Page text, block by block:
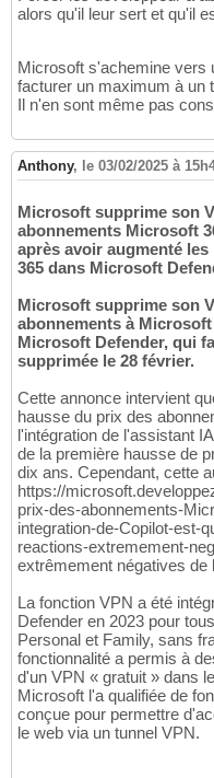
alors qu'il leur sert et qu'il
Microsoft s'achemine vers
facturer un maximum à un
Il n'en sont même pas
Anthony, le 03/02/2025 à
Microsoft supprime son
abonnements Microsoft
après avoir augmenté
365 dans Microsoft
Microsoft supprime son
abonnements à
Microsoft Defender, qui
supprimée le 28 février.
Cette annonce intervient
hausse du prix des
l'intégration de l'assistant
de la première hausse de
dix ans. Cependant, cette
https://
prix-des-abonnements-
integration-de-Copilot-est-
reactions-extremement-
extrêmement négatives de
La fonction VPN a été
Defender en 2023 pour
Personal et Family, sans
fonctionnalité a permis à
d'un VPN « gratuit » dans
Microsoft l'a qualifiée de
conçue pour permettre
le web via un tunnel VPN.